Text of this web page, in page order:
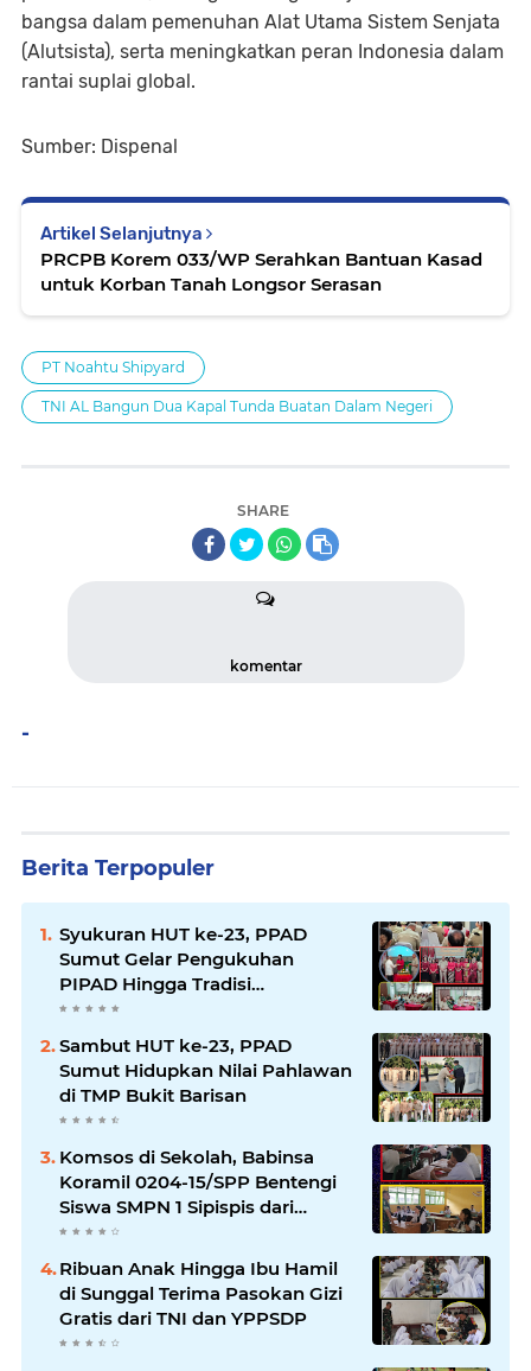
bangsa dalam pemenuhan Alat Utama Sistem Senjata
(Alutsista), serta meningkatkan peran Indonesia dalam
rantai suplai global.
Sumber: Dispenal
Artikel Selanjutnya
PRCPB Korem 033/WP Serahkan Bantuan Kasad
untuk Korban Tanah Longsor Serasan
PT Noahtu Shipyard
TNI AL Bangun Dua Kapal Tunda Buatan Dalam Negeri
SHARE
komentar
-
Berita Terpopuler
Syukuran HUT ke-23, PPAD
Sumut Gelar Pengukuhan
PIPAD Hingga Tradisi
Kekeluargaan
Sambut HUT ke-23, PPAD
Sumut Hidupkan Nilai Pahlawan
di TMP Bukit Barisan
Komsos di Sekolah, Babinsa
Koramil 0204-15/SPP Bentengi
Siswa SMPN 1 Sipispis dari
Bahaya Narkotika
Ribuan Anak Hingga Ibu Hamil
di Sunggal Terima Pasokan Gizi
Gratis dari TNI dan YPPSDP